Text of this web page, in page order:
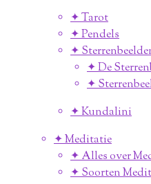
✦ Tarot
✦ Pendels
✦
✦ De
✦
✦ Kundalini
✦ Meditatie
✦ Alles over
✦ Soorten